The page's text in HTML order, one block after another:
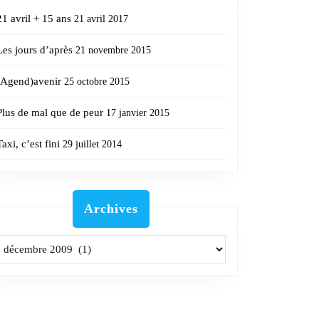
avril + 15 ans 21 avril 2017
jours d’après 21 novembre 2015
25 octobre 2015
de mal que de peur 17 janvier 2015
c’est fini 29 juillet 2014
Archives